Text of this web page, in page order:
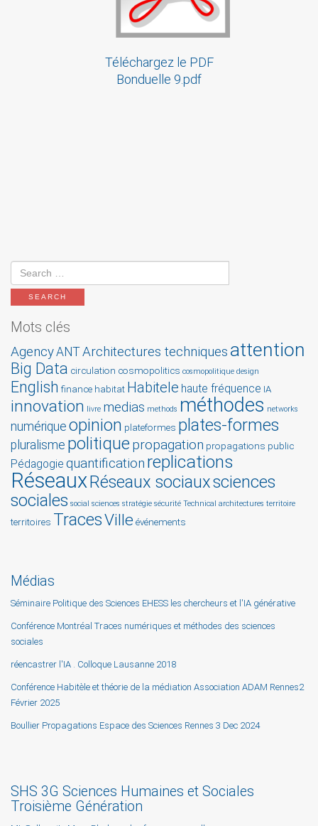
Téléchargez le PDF
Bonduelle 9.pdf
Mots clés
AgencyANTArchitectures techniques attention
Big Data circulation cosmopolitics cosmopolitique design
English finance habitat Habitele haute fréquence IA
innovation livre medias methods méthodes networks
numérique opinion plateformes plates-formes
pluralisme politique propagation propagations public
Pédagogie quantification replications
RéseauxRéseaux sociauxsciences
sociales social sciences stratégie sécurité Technical architectures territoire
territoires TracesVille événements
Médias
Séminaire Politique des Sciences EHESS les chercheurs et l'IA générative
Conférence Montréal Traces numériques et méthodes des sciences
sociales
réencastrer l'IA . Colloque Lausanne 2018
Conférence Habitèle et théorie de la médiation Association ADAM Rennes2
Février 2025
Boullier Propagations Espace des Sciences Rennes 3 Dec 2024
SHS 3G Sciences Humaines et Sociales
Troisième Génération